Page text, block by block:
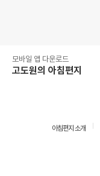
모바일 앱 다운로드
고도원의 아침편지
아침편지 소개